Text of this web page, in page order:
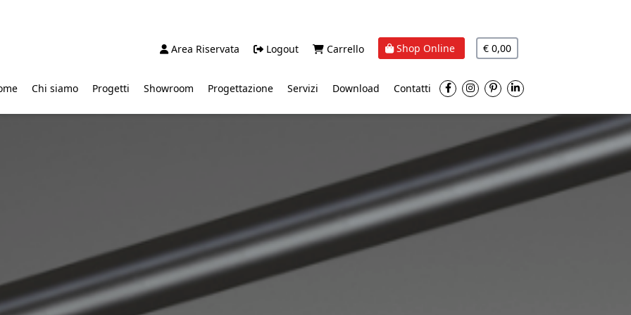
Area Riservata Logout Carrello Shop Online € 0,00
Chi siamo Progetti Showroom Progettazione Servizi Download Contatti